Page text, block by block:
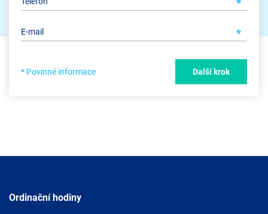
* Povinné informace Další krok
Ordinační hodiny